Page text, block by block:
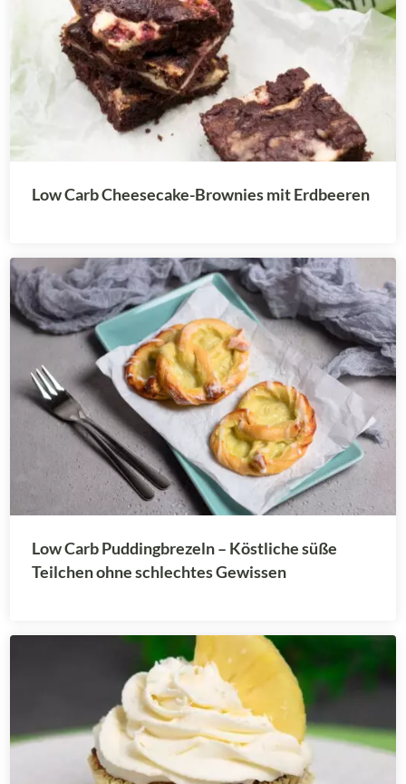
Low Carb Cheesecake-Brownies mit Erdbeeren
Low Carb Puddingbrezeln – Köstliche süße
Teilchen ohne schlechtes Gewissen